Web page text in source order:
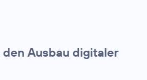
Ausbau digitaler